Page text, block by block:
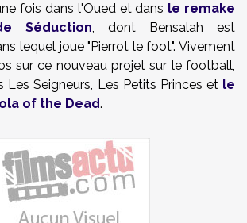
fois dans l'Oued et dans le remake
Séduction, dont Bensalah est
lequel joue "Pierrot le foot". Vivement
sur ce nouveau projet sur le football,
Les Seigneurs, Les Petits Princes et le
of the Dead.